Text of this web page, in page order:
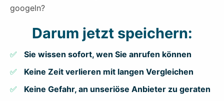
googeln?
Darum jetzt speichern:
Sie wissen sofort, wen Sie anrufen können
Keine Zeit verlieren mit langen Vergleichen
Keine Gefahr, an unseriöse Anbieter zu geraten